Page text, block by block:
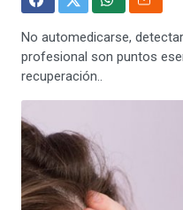
No automedicarse,
profesional son puntos
recuperación..